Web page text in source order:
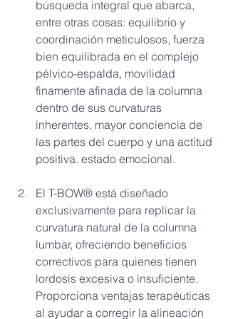
búsqueda integral que abarca,
entre otras cosas: equilibrio y
coordinación meticulosos, fuerza
bien equilibrada en el complejo
pélvico-espalda, movilidad
finamente afinada de la columna
dentro de sus curvaturas
inherentes, mayor conciencia de
las partes del cuerpo y una actitud
positiva. estado emocional.
El T-BOW® está diseñado
exclusivamente para replicar la
curvatura natural de la columna
lumbar, ofreciendo beneficios
correctivos para quienes tienen
lordosis excesiva o insuficiente.
Proporciona ventajas terapéuticas
al ayudar a corregir la alineación